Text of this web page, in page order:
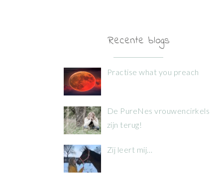
Recente blogs
Practise what you preach
De PureNes vrouwencirkels
zijn terug!
Zij leert mij…